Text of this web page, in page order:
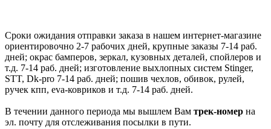
Сроки ожидания отправки заказа в нашем интернет-магазине
ориентировочно 2-7 рабочих дней, крупные заказы 7-14 раб.
дней; окрас бамперов, зеркал, кузовных деталей, спойлеров и
т.д. 7-14 раб. дней; изготовление выхлопных систем Stinger,
STT, Dk-pro 7-14 раб. дней; пошив чехлов, обивок, рулей,
ручек кпп, eva-ковриков и т.д. 7-14 раб. дней.
В течении данного периода мы вышлем Вам трек-номер на
эл. почту для отслеживания посылки в пути.